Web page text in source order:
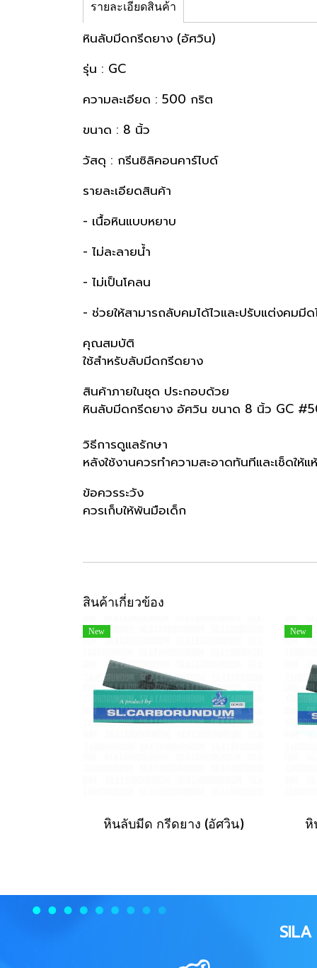
รายละเอียดสินค้า
หินลับมีดกรีดยาง (อัศวิน)
รุ่น : GC
ความละเอียด : 500 กริต
ขนาด : 8 นิ้ว
วัสดุ : กรีนซิลิคอนคาร์ไบด์
รายละเอียดสินค้า
- เนื้อหินแบบหยาบ
- ไม่ละลายน้ำ
- ไม่เป็นโคลน
- ช่วยให้สามารถลับคมได้ไวและปรับแต่งคมมี
คุณสมบัติ
ใช้สำหรับลับมีดกรีดยาง
สินค้าภายในชุด ประกอบด้วย
หินลับมีดกรีดยาง อัศวิน ขนาด 8 นิ้ว GC
วิธีการดูแลรักษา
หลังใช้งานควรทำความสะอาดทันทีและเช็ดให้แ
ข้อควรระวัง
ควรเก็บให้พ้นมือเด็ก
สินค้าเกี่ยวข้อง
New
หินลับมีด กรีดยาง (อัศวิน)
New
หิ